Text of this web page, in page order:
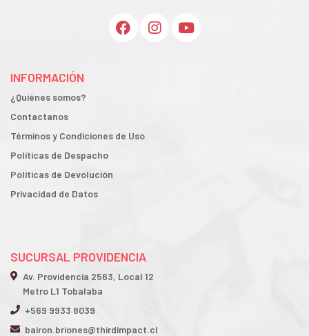
INFORMACIÓN
¿Quiénes somos?
Contactanos
Términos y Condiciones de Uso
Políticas de Despacho
Políticas de Devolución
Privacidad de Datos
SUCURSAL PROVIDENCIA
Av. Providencia 2563, Local 12
Metro L1 Tobalaba
+569 9933 8039
bairon.briones@thirdimpact.cl